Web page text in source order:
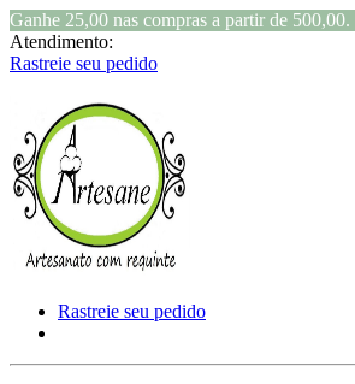
Ganhe 25,00 nas compras a partir de 500,00.
Atendimento:
Rastreie seu pedido
Rastreie seu pedido